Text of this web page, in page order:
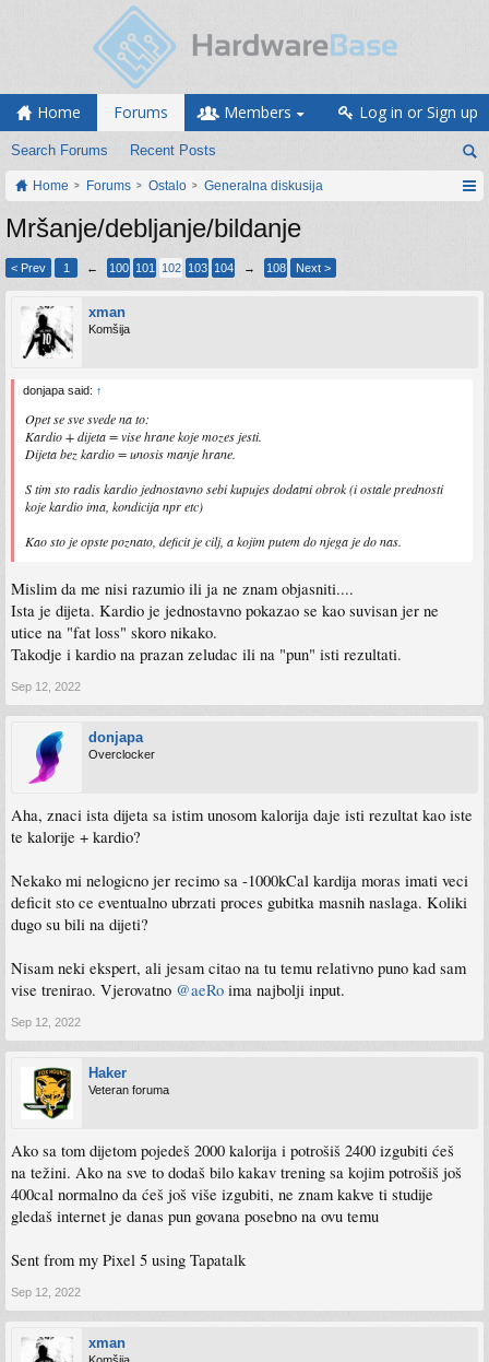
Home Forums
Search Forums Recent Posts
Members Log in or Sign up
Home Forums Ostalo Generalna diskusija
Mršanje/debljanje/bildanje
< Prev 1 ← 100 101 102 103 104 → 108 Next >
xman
Komšija
donjapa said: ↑
Opet se sve svede na to:
Kardio + dijeta = vise hrane koje mozes jesti.
Dijeta bez kardio = unosis manje hrane.
S tim sto radis kardio jednostavno sebi kupujes dodatni obrok (i ostale prednosti
koje kardio ima, kondicija npr etc)
Kao sto je opste poznato, deficit je cilj, a kojim putem do njega je do nas.
Mislim da me nisi razumio ili ja ne znam objasniti....
Ista je dijeta. Kardio je jednostavno pokazao se kao suvisan jer ne
utice na "fat loss" skoro nikako.
Takodje i kardio na prazan zeludac ili na "pun" isti rezultati.
Sep 12, 2022
donjapa
Overclocker
Aha, znaci ista dijeta sa istim unosom kalorija daje isti rezultat kao iste
te kalorije + kardio?
Nekako mi nelogicno jer recimo sa -1000kCal kardija moras imati veci
deficit sto ce eventualno ubrzati proces gubitka masnih naslaga. Koliki
dugo su bili na dijeti?
Nisam neki ekspert, ali jesam citao na tu temu relativno puno kad sam
vise trenirao. Vjerovatno @aeRo ima najbolji input.
Sep 12, 2022
Haker
Veteran foruma
Ako sa tom dijetom pojedeš 2000 kalorija i potrošiš 2400 izgubiti ćeš
na težini. Ako na sve to dodaš bilo kakav trening sa kojim potrošiš još
400cal normalno da ćeš još više izgubiti, ne znam kakve ti studije
gledaš internet je danas pun govana posebno na ovu temu
Sent from my Pixel 5 using Tapatalk
Sep 12, 2022
xman